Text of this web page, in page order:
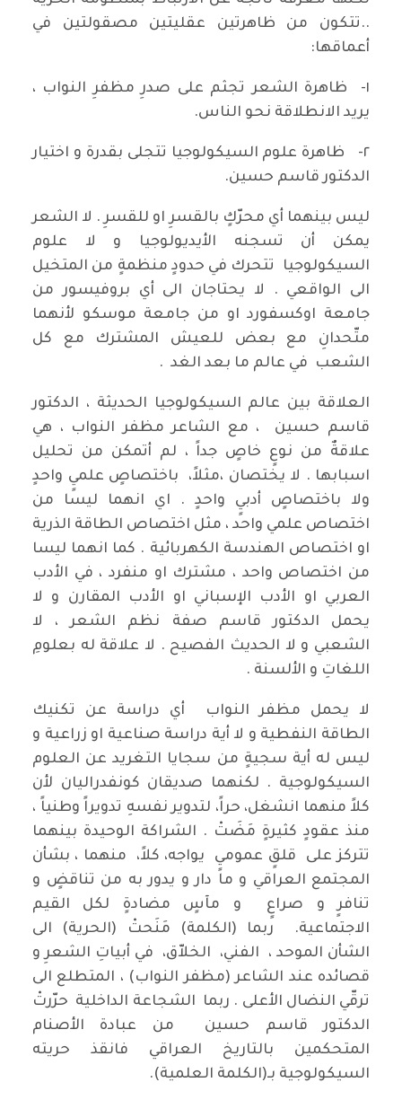
..تتكون من ظاهرتين عقليتين مصقولتين في
أعماقها:
١- ظاهرة الشعر تجثم على صدرِ مظفرِ النواب ،
يريد الانطلاقة نحو الناس.
٢- ظاهرة علوم السيكولوجيا تتجلى بقدرة و اختيار
الدكتور قاسم حسين.
ليس بينهما أي محرّكٍ بالقسرِ او للقسرِ . لا الشعر
يمكن أن تسجنه الأيديولوجيا و لا علوم
السيكولوجيا تتحرك في حدودٍ منظمةٍ من المتخيل
الى الواقعي . لا يحتاجان الى أي بروفيسور من
جامعة اوكسفورد او من جامعة موسكو لأنهما
متّحدانِ مع بعض للعيش المشترك مع كل
الشعب في عالم ما بعد الغد .
العلاقة بين عالم السيكولوجيا الحديثة ، الدكتور
قاسم حسين ، مع الشاعر مظفر النواب ، هي
علاقةٌ من نوعٍ خاصٍ جداً ، لم أتمكن من تحليل
اسبابها . لا يختصان ،مثلاً، باختصاصٍ علميٍ واحدٍ
ولا باختصاصٍ أدبيٍ واحدٍ . اي انهما ليسا من
اختصاص علمي واحد ، مثل اختصاص الطاقة الذرية
او اختصاص الهندسة الكهربائية . كما انهما ليسا
من اختصاص واحد ، مشترك او منفرد ، في الأدب
العربي او الأدب الإسباني او الأدب المقارن و لا
يحمل الدكتور قاسم صفة نظم الشعر ، لا
الشعبي و لا الحديث الفصيح . لا علاقة له بعلومِ
اللغاتِ و الألسنة .
لا يحمل مظفر النواب أي دراسة عن تكنيك
الطاقة النفطية و لا أية دراسة صناعية او زراعية و
ليس له أية سجيةٍ من سجايا التغريد عن العلوم
السيكولوجية . لكنهما صديقان كونفدراليان لأن
كلاً منهما انشغل، حراً، لتدوير نفسهِ تدويراً وطنياً ،
منذ عقودٍ كثيرةٍ مَضَتْ . الشراكة الوحيدة بينهما
تتركز على قلقٍ عموميٍ يواجه، كلاً، منهما ، بشأن
المجتمع العراقي و ما دار و يدور به من تناقضٍ و
تنافرٍ و صراعٍ و مآسٍ مضادةٍ لكل القيم
الاجتماعية. ربما (الكلمة) مَنَحتْ (الحرية) الى
الشأن الموحد ، الفني، الخلاّق، في أبياتِ الشعرِ و
قصائده عند الشاعر (مظفر النواب) ، المتطلع الى
ترقّي النضال الأعلى . ربما الشجاعة الداخلية حرّرتْ
الدكتور قاسم حسين من عبادة الأصنام
المتحكمين بالتاريخ العراقي فانقذ حريته
السيكولوجية بـ(الكلمة العلمية).